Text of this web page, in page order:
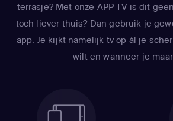
terrasje? Met onze APP TV is dit
toch liever thuis? Dan gebruik je
app. Je kijkt namelijk tv op ál je
wilt en wanneer je